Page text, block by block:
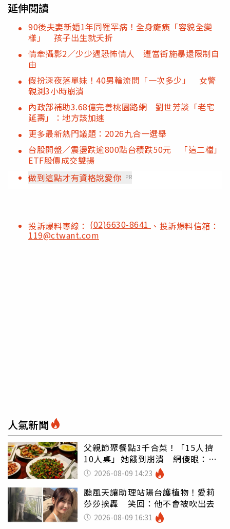
延伸閱讀
90後夫妻新婚1年同罹罕病！全身癱瘓「容貌全變
樣」 孩子出生就夭折
情牽攝影2／少少遇恐怖情人 遭當街施暴還限制自
由
假扮深夜落單妹！40男輪流問「一次多少」 女警
親測3小時崩潰
內政部補助3.68億完善桃園路網 劉世芳談「老宅
延壽」：地方該加速
更多最新熱門議題：2026九合一選舉
台股開盤／震盪跌逾800點台積跌50元 「這二檔」
ETF股價成交雙揚
做到這點才有資格說愛你 PR
投訴爆料專線： (02)6630-8641 、投訴爆料信箱：
119@ctwant.com
人氣新聞
父親節聚餐點3千合菜！「15人擠
10人桌」她餓到崩潰 網傻眼：讓
店家看笑話
2026-08-09 14:23
颱風天讓助理站陽台護植物！愛莉
莎莎挨轟 笑回：他不會被吹出去
2026-08-09 16:31